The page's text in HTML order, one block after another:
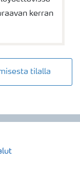
kerran
tilalla